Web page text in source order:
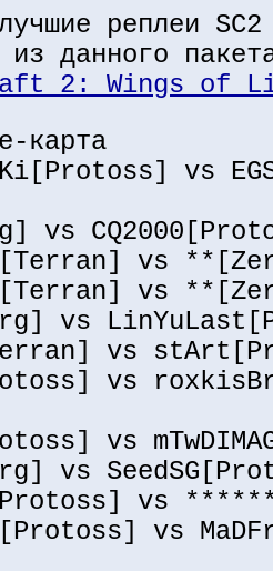
лучшие реплеи
данного
2: Wings of
карта
vs
vs
vs
vs
vs
vs
vs
vs
vs
vs
vs